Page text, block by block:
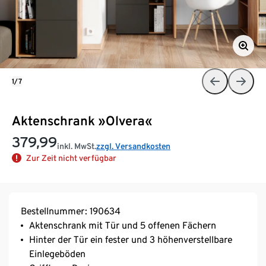
Aktenschrank »Olvera«
379,99inkl. MwSt.zzgl. Versandkosten
Zur Zeit nicht verfügbar
1/7
Bestellnummer: 190634
Aktenschrank mit Tür und 5 offenen Fächern
Hinter der Tür ein fester und 3 höhenverstellbare
Einlegeböden